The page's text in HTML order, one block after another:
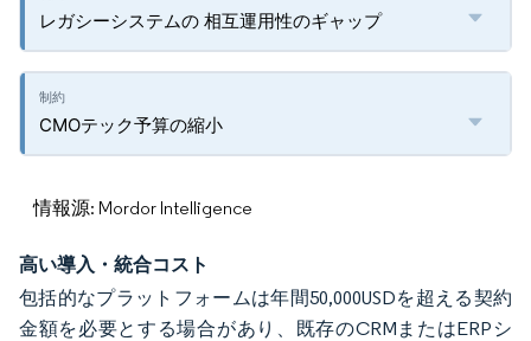
レガシーシステムの 相互運用性のギャップ
CMOテック予算の縮小
情報源: Mordor Intelligence
高い導入・統合コスト
包括的なプラットフォームは年間50,000USDを超える契約
金額を必要とする場合があり、既存のCRMまたはERPシ